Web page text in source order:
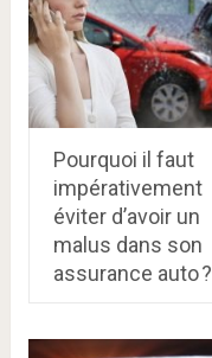
Pourquoi il faut
impérativement
éviter d’avoir un
malus dans son
assurance auto ?